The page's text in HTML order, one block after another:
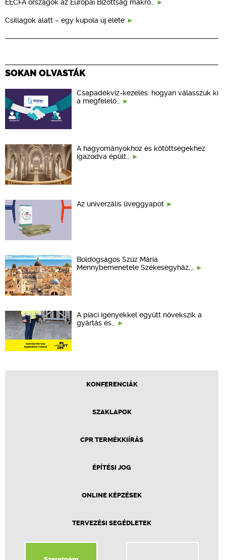
EECFA országok az Európai Bizottság makro…
Csillagok alatt – egy kupola új élete
SOKAN OLVASTÁK
Csapadékvíz-kezelés: hogyan válasszuk ki
a megfelelő…
A hagyományokhoz és kötöttségekhez
igazodva épült…
Az univerzális üveggyapot
Boldogságos Szűz Mária
Mennybemenetele Székesegyház,…
A piaci igényekkel együtt növekszik a
gyártás és…
KONFERENCIÁK
SZAKLAPOK
CPR TERMÉKKIÍRÁS
ÉPÍTÉSI JOG
ONLINE KÉPZÉSEK
TERVEZÉSI SEGÉDLETEK